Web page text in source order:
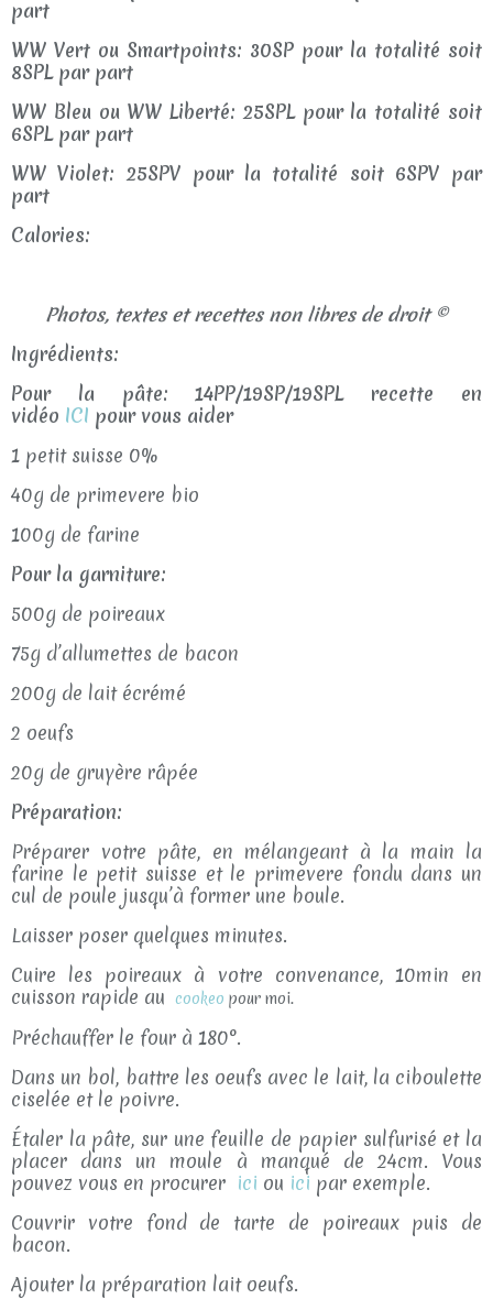
part
WW Vert ou Smartpoints: 30SP pour la totalité soit
8SPL par part
WW Bleu ou WW Liberté: 25SPL pour la totalité soit
6SPL par part
WW Violet: 25SPV pour la totalité soit 6SPV par
part
Calories:
Photos, textes et recettes non libres de droit ©
Ingrédients:
Pour la pâte: 14PP/19SP/19SPL recette en
vidéo ICI pour vous aider
1 petit suisse 0%
40g de primevere bio
100g de farine
Pour la garniture:
500g de poireaux
75g d’allumettes de bacon
200g de lait écrémé
2 oeufs
20g de gruyère râpée
Préparation:
Préparer votre pâte, en mélangeant à la main la
farine le petit suisse et le primevere fondu dans un
cul de poule jusqu’à former une boule.
Laisser poser quelques minutes.
Cuire les poireaux à votre convenance, 10min en
cuisson rapide au cookeo pour moi.
Préchauffer le four à 180°.
Dans un bol, battre les oeufs avec le lait, la ciboulette
ciselée et le poivre.
Étaler la pâte, sur une feuille de papier sulfurisé et la
placer dans un moule à manqué de 24cm. Vous
pouvez vous en procurer ici ou ici par exemple.
Couvrir votre fond de tarte de poireaux puis de
bacon.
Ajouter la préparation lait oeufs.